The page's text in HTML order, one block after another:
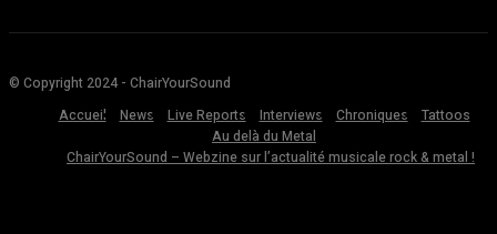
© Copyright 2024 - ChairYourSound
Accueil
News Live Reports Interviews Chroniques
Tattoos
Au delà du Metal
ChairYourSound – Webzine sur l’actualité musicale rock & metal !